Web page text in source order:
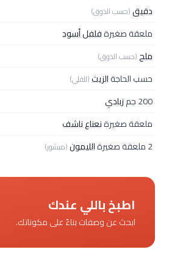
دقيق(حسب الذوق)
ملعقة صغيرةفلفل أسود
ملح(حسب الذوق)
حسب الحاجةالزيت(للقلي)
200 جم
زبادي
ملعقة صغيرةنعناع ناشف
2 ملعقة صغيرة
الليمون(مبشور)
اطبخ باللي عندك
ابحث عن وصفات بناءً على مكوناتك.